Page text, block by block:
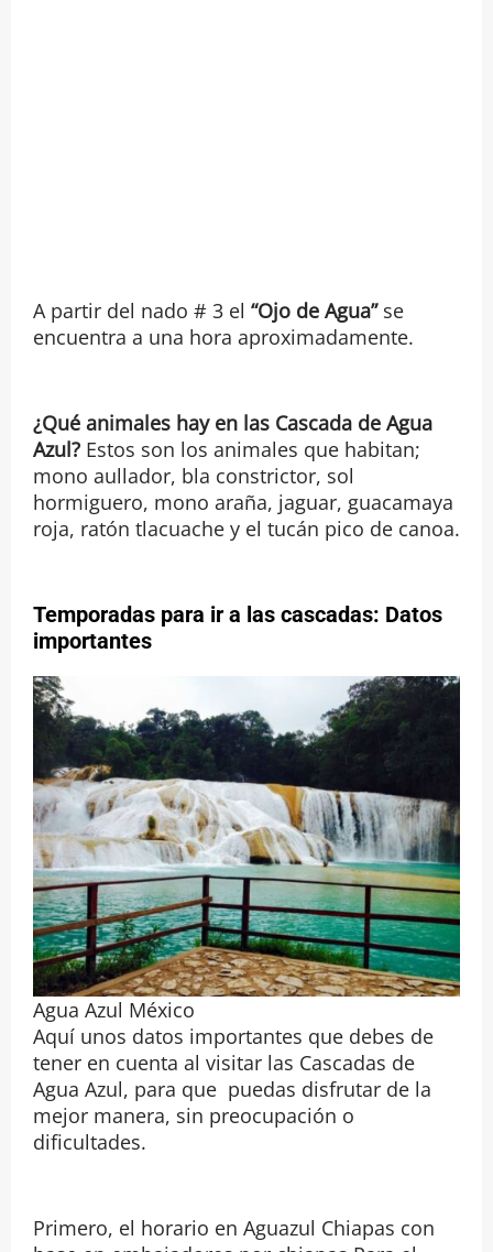
A partir del nado # 3 el “Ojo de Agua”se
encuentra a una hora aproximadamente.
¿Qué animales hay en las Cascada de Agua
Azul?Estos son los animales que habitan;
mono aullador, bla constrictor, sol
hormiguero, mono araña, jaguar, guacamaya
roja, ratón tlacuache y el tucán pico de canoa.
Temporadas para ir a las cascadas: Datos
importantes
Agua Azul México
Aquí unos datos importantes que debes de
tener en cuenta al visitar las Cascadas de
Agua Azul, para que puedas disfrutar de la
mejor manera, sin preocupación o
dificultades.
Primero, el horario en Aguazul Chiapas con